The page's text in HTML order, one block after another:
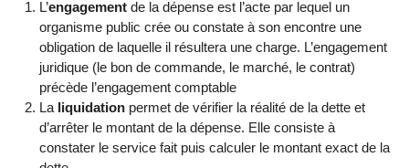
L’engagementde la dépense est l’acte par lequel un
organisme public crée ou constate à son encontre une
obligation de laquelle il résultera une charge. L’engagement
juridique (le bon de commande, le marché, le contrat)
précède l’engagement comptable
La liquidationpermet de vérifier la réalité de la dette et
d’arrêter le montant de la dépense. Elle consiste à
constater le service fait puis calculer le montant exact de la